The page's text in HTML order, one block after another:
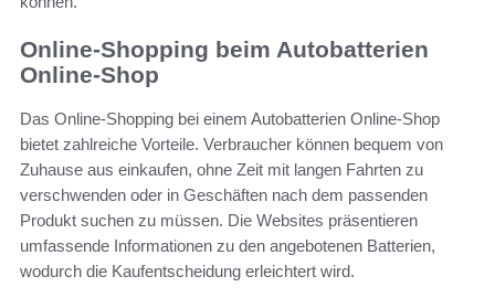
Online-Shopping beim Autobatterien
Online-Shop
Das Online-Shopping bei einem Autobatterien Online-Shop
bietet zahlreiche Vorteile. Verbraucher können bequem von
Zuhause aus einkaufen, ohne Zeit mit langen Fahrten zu
verschwenden oder in Geschäften nach dem passenden
Produkt suchen zu müssen. Die Websites präsentieren
umfassende Informationen zu den angebotenen Batterien,
wodurch die Kaufentscheidung erleichtert wird.